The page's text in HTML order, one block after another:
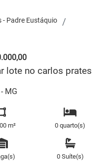
- Padre Eustáquio
lote no carlos prates
MG
m² 0 quarto(s)
0 Suíte(s)